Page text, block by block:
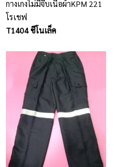
กางเกงไม่มีจีบเนื้อผ้าKPM 221
โรเชฟ
T1404 ซีโนเล็ค